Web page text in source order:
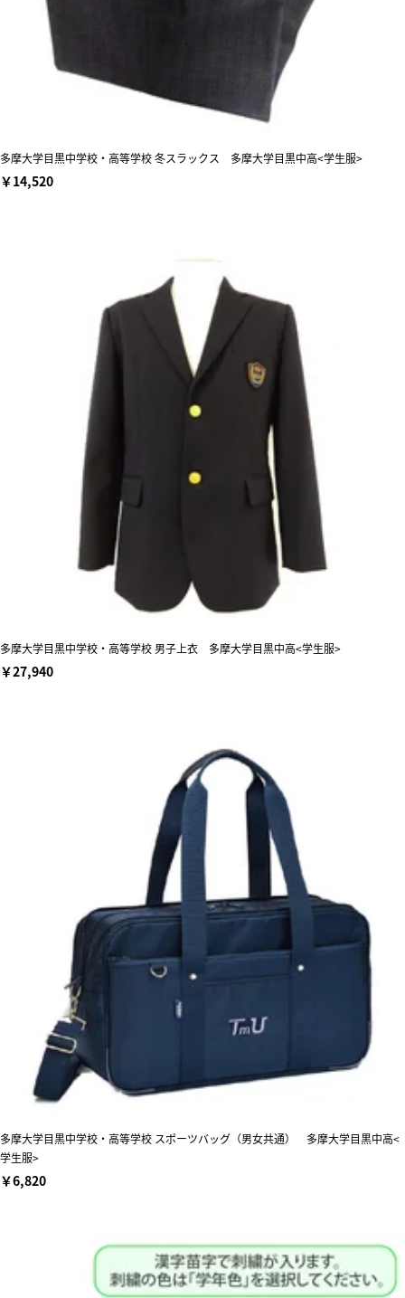
多摩大学目黒中学校・高等学校 冬スラックス 多摩大学目黒中高<学生服>
￥14,520
多摩大学目黒中学校・高等学校 男子上衣 多摩大学目黒中高<学生服>
￥27,940
多摩大学目黒中学校・高等学校 スポーツバッグ（男女共通） 多摩大学目黒中高<
学生服>
￥6,820